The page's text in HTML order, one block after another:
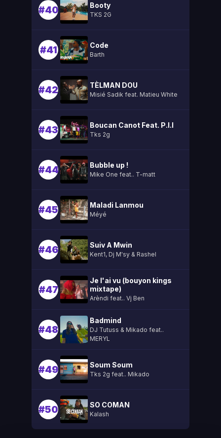
#40 Booty
TKS 2G
#41 Code
Barth
#42 TÈLMAN DOU
Misié Sadik feat. Matieu White
#43 Boucan Canot Feat. P.l.l
Tks 2g
#44 Bubble up !
Mike One feat.. T-matt
#45 Maladi Lanmou
Méyé
#46 Suiv A Mwin
Kent1, Dj M'sy & Rashel
#47
Je l'ai vu (bouyon kings
mixtape)
Arèndi feat.. Vj Ben
#48
Badmind
DJ Tutuss & Mikado feat..
MERYL
#49 Soum Soum
Tks 2g feat.. Mikado
#50 SO COMAN
Kalash